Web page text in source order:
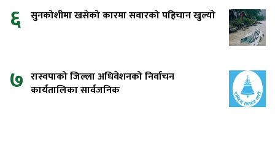
६ सुनकोशीमा खसेको कारमा सवारको पहिचान खुल्यो
७ रास्वपाको जिल्ला अधिवेशनको निर्वाचन
कार्यतालिका सार्वजनिक